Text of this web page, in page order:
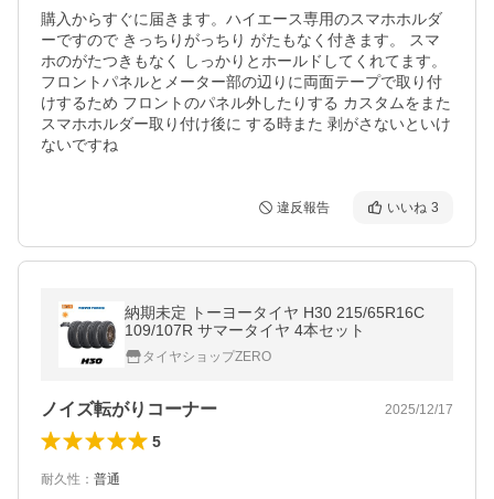
購入からすぐに届きます。ハイエース専用のスマホホルダ
ーですので きっちりがっちり がたもなく付きます。 スマ
ホのがたつきもなく しっかりとホールドしてくれてます。
フロントパネルとメーター部の辺りに両面テープで取り付
けするため フロントのパネル外したりする カスタムをまた
スマホホルダー取り付け後に する時また 剥がさないといけ
ないですね
違反報告 いいね 3
納期未定 トーヨータイヤ H30 215/65R16C
109/107R サマータイヤ 4本セット
タイヤショップZERO
ノイズ転がりコーナー 2025/12/17
5
耐久性 ： 普通